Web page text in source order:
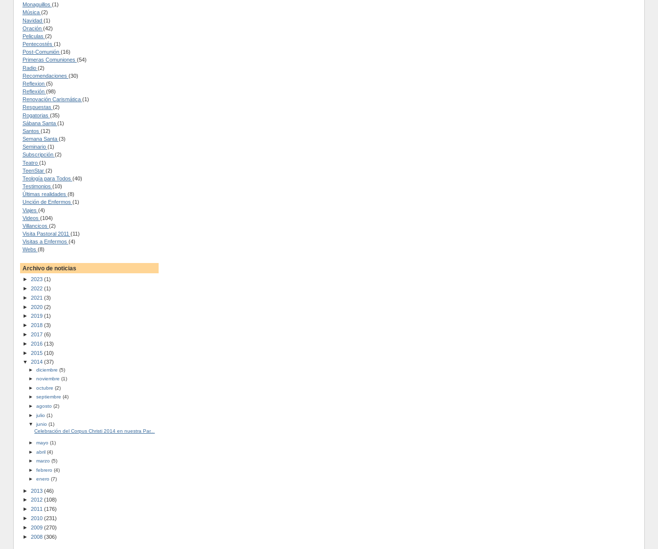
Monaguillos (1)
Música (2)
Navidad (1)
Oración (42)
Peliculas (2)
Pentecostés (1)
Post-Comunión (16)
Primeras Comuniones (54)
Radio (2)
Recomendaciones (30)
Reflexion (5)
Reflexión (98)
Renovación Carismática (1)
Respuestas (2)
Rogatorias (35)
Sábana Santa (1)
Santos (12)
Semana Santa (3)
Seminario (1)
Subscripción (2)
Teatro (1)
TeenStar (2)
Teología para Todos (40)
Testimonios (10)
Últimas realidades (8)
Unción de Enfermos (1)
Viajes (4)
Videos (104)
Villancicos (2)
Visita Pastoral 2011 (11)
Visitas a Enfermos (4)
Webs (8)
Archivo de noticias
► 2023 (1)
► 2022 (1)
► 2021 (3)
► 2020 (2)
► 2019 (1)
► 2018 (3)
► 2017 (6)
► 2016 (13)
► 2015 (10)
▼ 2014 (37)
► diciembre (5)
► noviembre (1)
► octubre (2)
► septiembre (4)
► agosto (2)
► julio (1)
▼ junio (1)
Celebración del Corpus Christi 2014 en nuestra Par...
► mayo (1)
► abril (4)
► marzo (5)
► febrero (4)
► enero (7)
► 2013 (46)
► 2012 (108)
► 2011 (176)
► 2010 (231)
► 2009 (270)
► 2008 (306)